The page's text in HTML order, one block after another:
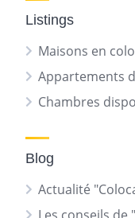
Listings
Maisons en
Appartements
Chambres
Blog
Actualité